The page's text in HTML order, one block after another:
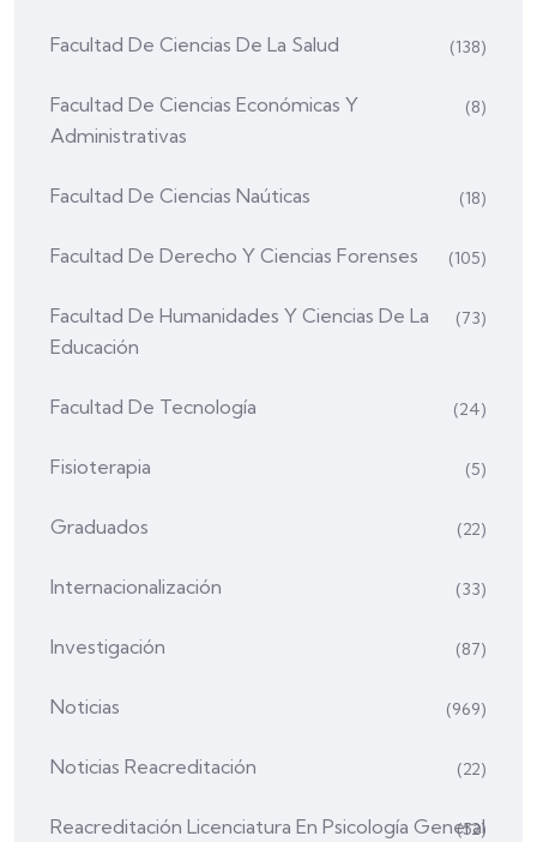
Facultad De Ciencias De La Salud (138)
Facultad De Ciencias Económicas Y
Administrativas
(8)
Facultad De Ciencias Naúticas (18)
Facultad De Derecho Y Ciencias Forenses (105)
Facultad De Humanidades Y Ciencias De La
Educación
(73)
Facultad De Tecnología (24)
Fisioterapia (5)
Graduados (22)
Internacionalización (33)
Investigación (87)
Noticias (969)
Noticias Reacreditación (22)
Reacreditación Licenciatura En Psicología General
(52)